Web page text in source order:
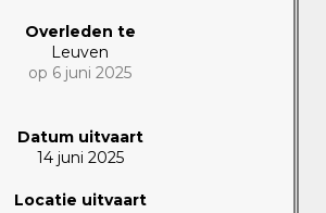
Overleden te
Leuven
op 6 juni 2025
Datum uitvaart
14 juni 2025
Locatie uitvaart